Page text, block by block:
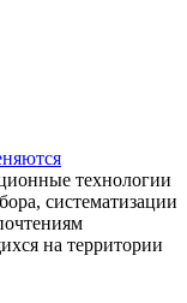
технологии
систематизации
на территории